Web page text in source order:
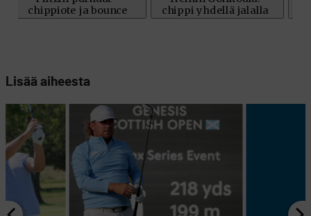
Lisää aiheesta